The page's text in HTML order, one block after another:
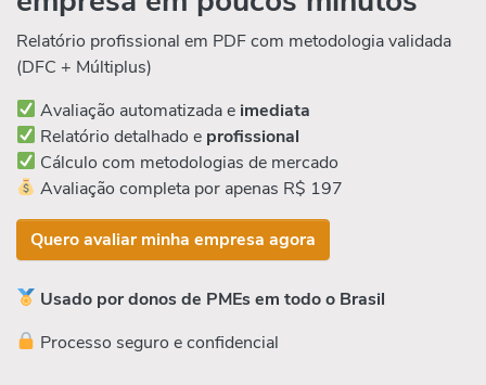
Relatório profissional em PDF com metodologia validada
(DFC + Múltiplus)
Avaliação automatizada e imediata
Relatório detalhado e profissional
Cálculo com metodologias de mercado
Avaliação completa por apenas R$ 197
Quero avaliar minha empresa agora
Usado por donos de PMEs em todo o Brasil
Processo seguro e confidencial